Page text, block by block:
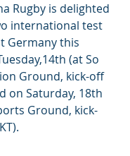
Rugby is delighted
international test
Germany this
(at So
Ground, kick-off
on Saturday, 18th
Ground, kick-